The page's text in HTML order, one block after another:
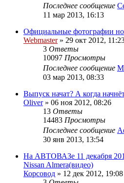
Последнее сообщение
11 мар 2013, 16:13
Официальные фотографии
Webmaster» 29 окт 2012,
3 Ответы
10097 Просмотры
Последнее сообщение
03 мар 2013, 08:33
Выпуск начат? А когда
Oliver» 06 ноя 2012, 08:26
13 Ответы
14483 Просмотры
Последнее сообщение
30 янв 2013, 13:54
На АВТОВАЗе 11 декабря
Nissan Almera(видео)
Корсовод » 12 дек 2012, 19:08